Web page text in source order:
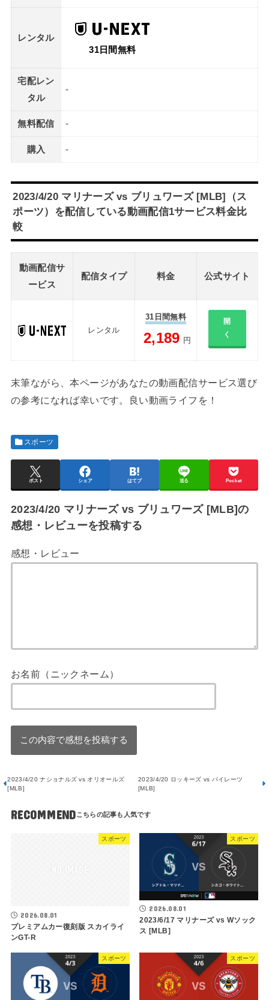
レンタル
31日間無料
宅配レン
タル
-
無料配信 -
購入 -
2023/4/20 マリナーズ vs ブリュワーズ [MLB]（ス
ポーツ）を配信している動画配信1サービス料金比
較
動画配信サ
ービス
配信タイプ 料金 公式サイト
レンタル
31日間無料
2,189 円
開
く
末筆ながら、本ページがあなたの動画配信サービス選び
の参考になれば幸いです。良い動画ライフを！
スポーツ
ポスト シェア はてブ 送る Pocket
2023/4/20 マリナーズ vs ブリュワーズ [MLB]の
感想・レビューを投稿する
感想・レビュー
お名前（ニックネーム）
2023/4/20 ナショナルズ vs オリオールズ
[MLB]
2023/4/20 ロッキーズ vs パイレーツ
[MLB]
RECOMMEND
スポーツ
2026.08.01
プレミアムカー復刻版 スカイライ
ンGT-R
スポーツ
2026.08.01
2023/6/17 マリナーズ vs Wソック
ス [MLB]
スポーツ スポーツ